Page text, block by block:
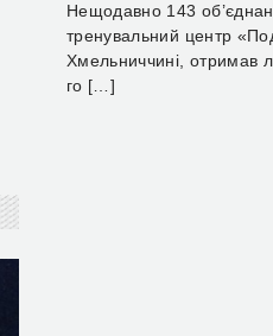
Нещодавно 143
тренувальний центр
Хмельниччині, отримав
го […]